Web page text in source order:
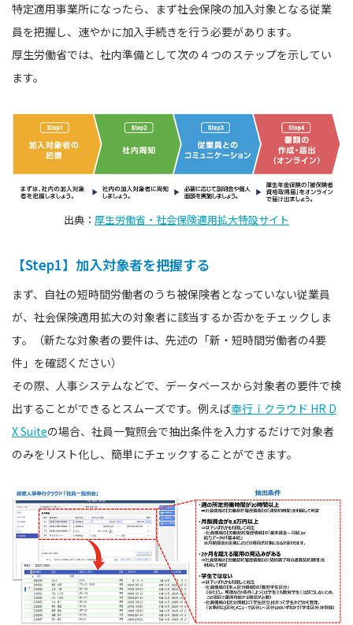
特定適用事業所になったら、まず社会保険の加入対象となる従業
員を把握し、速やかに加入手続きを行う必要があります。
厚生労働省では、社内準備として次の４つのステップを示してい
ます。
出典： 厚生労働省・社会保険適用拡大特設サイト
【Step1】加入対象者を把握する
まず、自社の短時間労働者のうち被保険者となっていない従業員
が、社会保険適用拡大の対象者に該当するか否かをチェックしま
す。（新たな対象者の要件は、先述の「新・短時間労働者の4要
件」を確認ください）
その際、人事システムなどで、データベースから対象者の要件で検
出することができるとスムーズです。例えば奉行ｉクラウド HR D
X Suiteの場合、社員一覧照会で抽出条件を入力するだけで対象者
のみをリスト化し、簡単にチェックすることができます。